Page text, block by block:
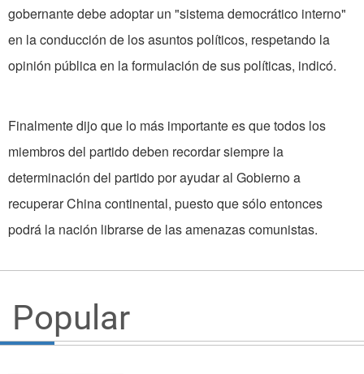
gobernante debe adoptar un "sistema democrático interno"
en la conducción de los asuntos políticos, respetando la
opinión pública en la formulación de sus políticas, indicó.
Finalmente dijo que lo más importante es que todos los
miembros del partido deben recordar siempre la
determinación del partido por ayudar al Gobierno a
recuperar China continental, puesto que sólo entonces
podrá la nación librarse de las amenazas comunistas.
Popular